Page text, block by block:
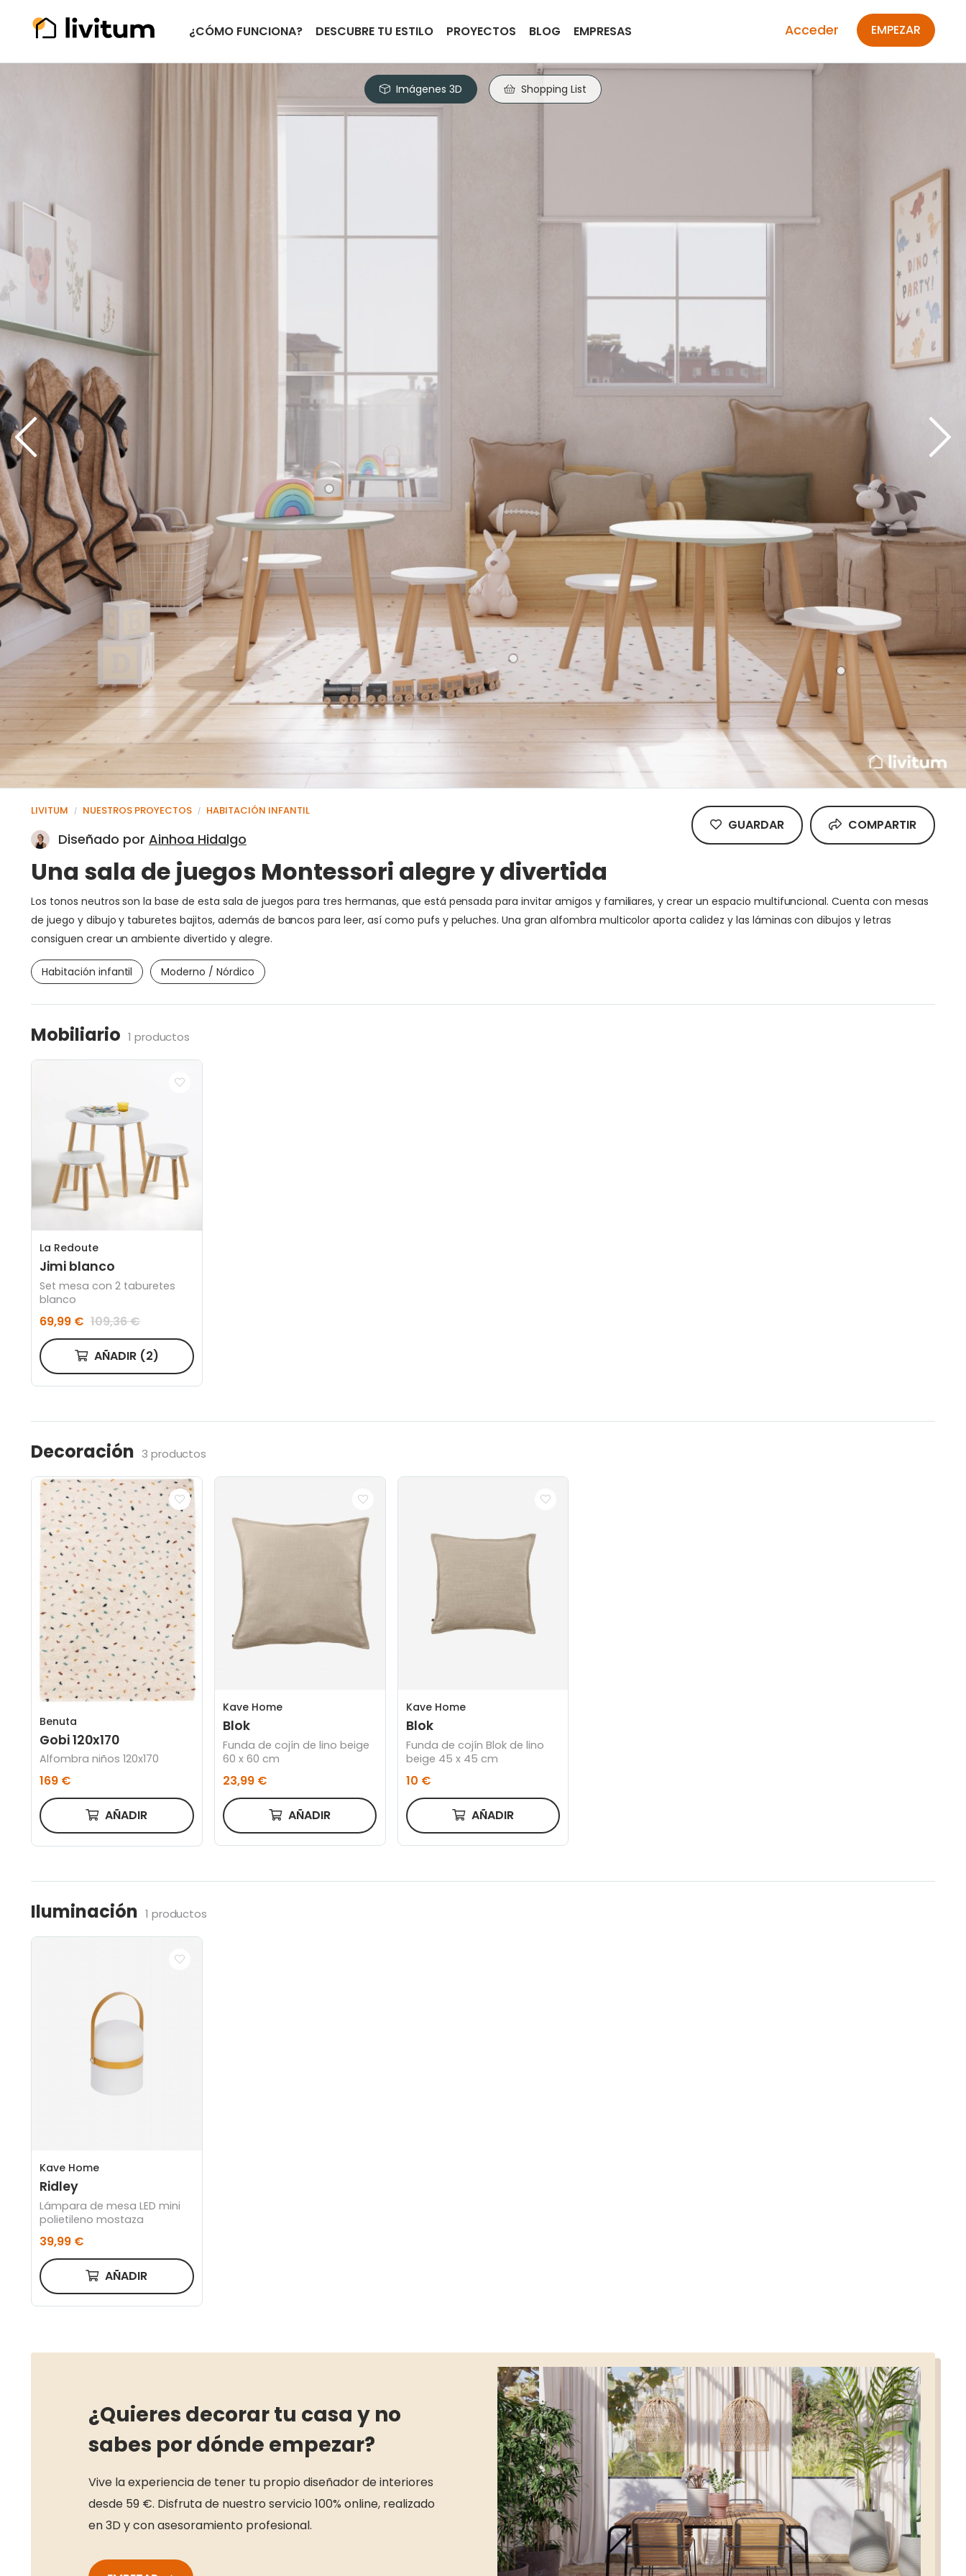
¿CÓMO FUNCIONA? DESCUBRE TU ESTILO PROYECTOS BLOG EMPRESAS EMPEZAR
Acceder
Imágenes 3D Shopping List
LIVITUM / NUESTROS PROYECTOS / HABITACIÓN INFANTIL
Diseñado por Ainhoa Hidalgo
Una sala de juegos Montessori alegre y divertida
GUARDAR COMPARTIR
Los tonos neutros son la base de esta sala de juegos para tres hermanas, que está pensada para invitar amigos y familiares, y crear un espacio multifuncional. Cuenta con mesas
de juego y dibujo y taburetes bajitos, además de bancos para leer, así como pufs y peluches. Una gran alfombra multicolor aporta calidez y las láminas con dibujos y letras
consiguen crear un ambiente divertido y alegre.
Habitación infantil Moderno / Nórdico
Mobiliario 1 productos
La Redoute
Jimi blanco
Set mesa con 2 taburetes
blanco
69,99 € 109,36 €
AÑADIR (2)
Decoración 3 productos
Benuta
Gobi 120x170
Alfombra niños 120x170
169 €
AÑADIR
Kave Home
Blok
Funda de cojín de lino beige
60 x 60 cm
23,99 €
AÑADIR
Kave Home
Blok
Funda de cojín Blok de lino
beige 45 x 45 cm
10 €
AÑADIR
Iluminación 1 productos
Kave Home
Ridley
Lámpara de mesa LED mini
polietileno mostaza
39,99 €
AÑADIR
¿Quieres decorar tu casa y no
sabes por dónde empezar?
Vive la experiencia de tener tu propio diseñador de interiores
desde 59 €. Disfruta de nuestro servicio 100% online, realizado
en 3D y con asesoramiento profesional.